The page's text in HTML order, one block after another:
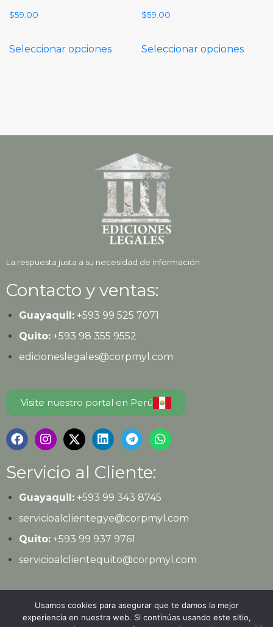
$59.00
Seleccionar opciones
$59.00
Seleccionar opciones
La respuesta justa a su necesidad de información
Contacto y ventas:
Guayaquil:+593 99 525 7071
Quito:+593 98 355 9552
edicioneslegales@corpmyl.com
Visite nuestro portal en Perú
Servicio al Cliente:
Guayaquil:+593 99 343 8745
servicioalclientegye@corpmyl.com
Quito:+593 99 937 9761
servicioalclientequito@corpmyl.com
Usamos cookies para asegurar que te damos la mejor
experiencia en nuestra web. Si continúas usando este sitio,